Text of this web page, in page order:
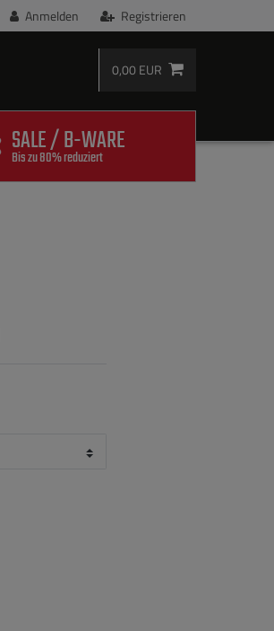
Anmelden Registrieren
0,00 EUR
SALE / B-WARE
Bis zu 80% reduziert